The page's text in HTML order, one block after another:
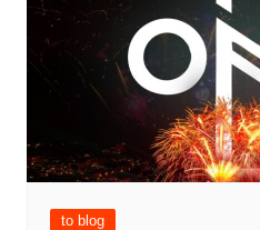
to blog